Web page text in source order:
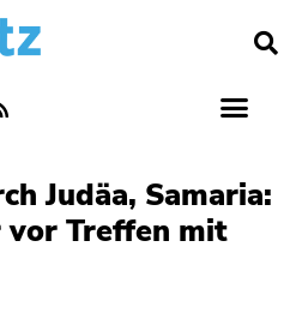
Judäa, Samaria:
Treffen mit